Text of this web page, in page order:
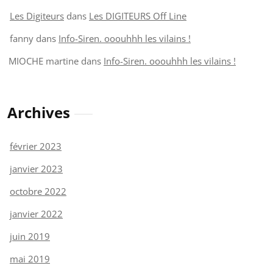
Les Digiteurs dans Les DIGITEURS Off Line
fanny dans Info-Siren. ooouhhh les vilains !
MIOCHE martine dans Info-Siren. ooouhhh les vilains !
Archives
février 2023
janvier 2023
octobre 2022
janvier 2022
juin 2019
mai 2019